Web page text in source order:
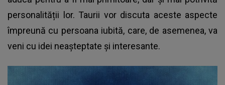
personalității lor. Taurii vor discuta aceste aspecte
împreună cu persoana iubită, care, de asemenea, va
veni cu idei neașteptate și interesante.